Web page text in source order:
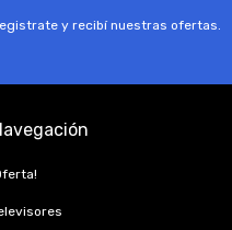
y recibí nuestras ofertas.